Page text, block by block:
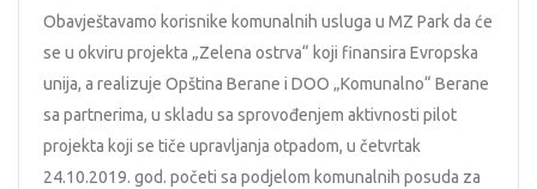
Obavještavamo korisnike komunalnih usluga u MZ Park da će
se u okviru projekta „Zelena ostrva“ koji finansira Evropska
unija, a realizuje Opština Berane i DOO „Komunalno“ Berane
sa partnerima, u skladu sa sprovođenjem aktivnosti pilot
projekta koji se tiče upravljanja otpadom, u četvrtak
24.10.2019. god. početi sa podjelom komunalnih posuda za